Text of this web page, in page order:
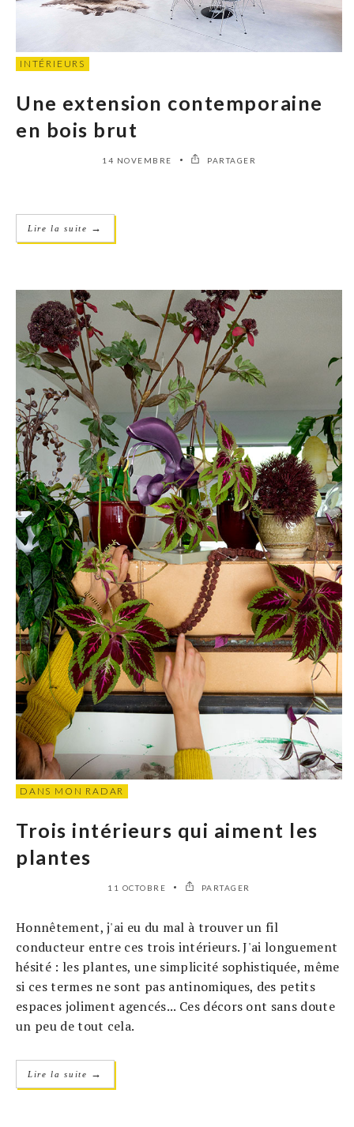
INTÉRIEURS
Une extension contemporaine
en bois brut
14 NOVEMBRE PARTAGER
Lire la suite →
DANS MON RADAR
Trois intérieurs qui aiment les
plantes
11 OCTOBRE PARTAGER
Honnêtement, j'ai eu du mal à trouver un fil
conducteur entre ces trois intérieurs. J'ai longuement
hésité : les plantes, une simplicité sophistiquée, même
si ces termes ne sont pas antinomiques, des petits
espaces joliment agencés... Ces décors ont sans doute
un peu de tout cela.
Lire la suite →